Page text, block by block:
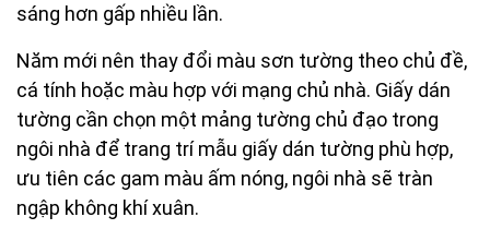
sáng hơn gấp nhiều lần.
Năm mới nên thay đổi màu sơn tường theo chủ đề,
cá tính hoặc màu hợp với mạng chủ nhà. Giấy dán
tường cần chọn một mảng tường chủ đạo trong
ngôi nhà để trang trí mẫu giấy dán tường phù hợp,
ưu tiên các gam màu ấm nóng, ngôi nhà sẽ tràn
ngập không khí xuân.